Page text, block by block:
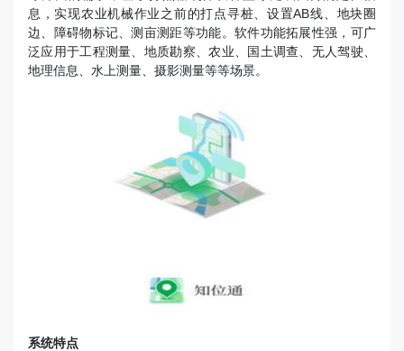
息，实现农业机械作业之前的打点寻桩、设置AB线、地块圈
边、障碍物标记、测亩测距等功能。软件功能拓展性强，可广
泛应用于工程测量、地质勘察、农业、国土调查、无人驾驶、
地理信息、水上测量、摄影测量等等场景。
系统特点